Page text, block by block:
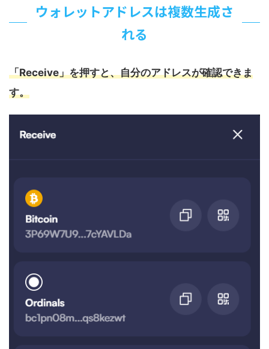
ウォレットアドレスは複数生成さ
れる
「Receive」を押すと、自分のアドレスが確認できま
す。